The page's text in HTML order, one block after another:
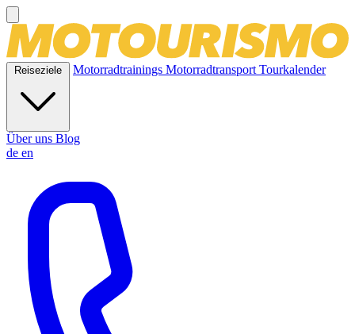
Reiseziele Motorradtrainings MotorradtransportTourkalender
Über uns Blog
de en